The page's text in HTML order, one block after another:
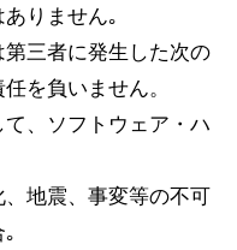
りません｡
三者に発生した次の
を負いません。
て、ソフトウェア・ハ
地震、事変等の不可